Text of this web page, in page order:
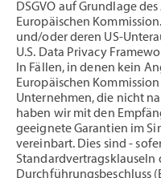
DSGVO auf Grundlage
Europäischen
und/oder deren US-
U.S. Data Privacy
In Fällen, in denen kein
Europäischen
Unternehmen, die nicht
haben wir mit den
geeignete Garantien im
vereinbart. Dies sind -
Standardvertragsklauseln
Durchführungsbeschluss